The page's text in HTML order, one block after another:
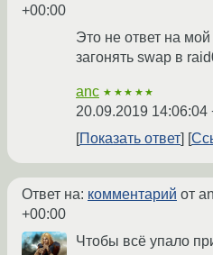
+00:00
Это не ответ на
загонять swap в
anc ★★★★★
20.09.2019 14:06:04
Показать ответ
Ответ на: комментарий от
+00:00
Чтобы всё упало